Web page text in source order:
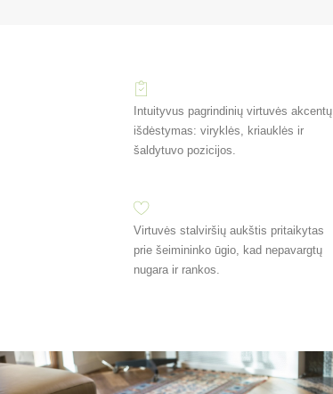
Intuityvus pagrindinių virtuvės akcentų
išdėstymas: viryklės, kriauklės ir
šaldytuvo pozicijos.
Virtuvės stalviršių aukštis pritaikytas
prie šeimininko ūgio, kad nepavargtų
nugara ir rankos.